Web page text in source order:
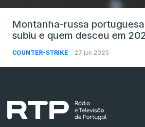
Montanha-russa portuguesa
subiu e quem desceu em
COUNTER-STRIKE 27 jun 2025